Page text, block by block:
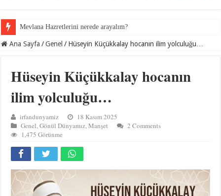
İnancından koparılan gençlerin vebali kimin?
Ana Sayfa / Genel / Hüseyin Küçükkalay hocanın ilim yolculuğu…
Hüseyin Küçükkalay hocanın
ilim yolculuğu…
irfandunyamiz
18 Kasım 2025
Genel,Gönül Dünyamız,Manşet
2 Comments
1,475 Görünme